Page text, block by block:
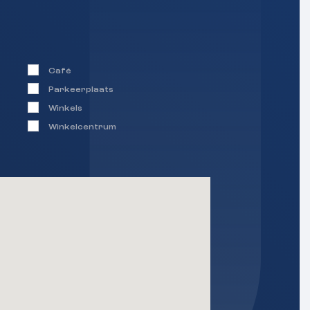
Café
Parkeerplaats
Winkels
Winkelcentrum